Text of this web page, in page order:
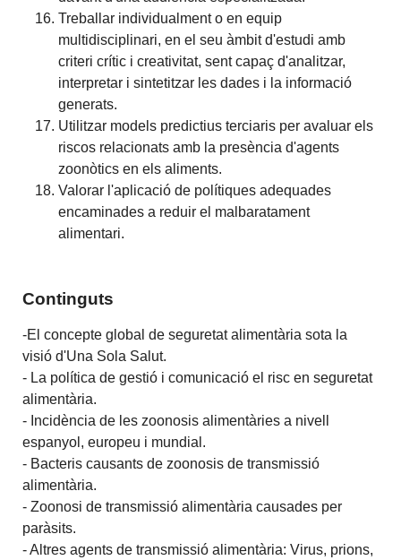
Treballar individualment o en equip
multidisciplinari, en el seu àmbit d'estudi amb
criteri crític i creativitat, sent capaç d'analitzar,
interpretar i sintetitzar les dades i la informació
generats.
Utilitzar models predictius terciaris per avaluar els
riscos relacionats amb la presència d'agents
zoonòtics en els aliments.
Valorar l'aplicació de polítiques adequades
encaminades a reduir el malbaratament
alimentari.
Continguts
-El concepte global de seguretat alimentària sota la
visió d'Una Sola Salut.
- La política de gestió i comunicació el risc en seguretat
alimentària.
- Incidència de les zoonosis alimentàries a nivell
espanyol, europeu i mundial.
- Bacteris causants de zoonosis de transmissió
alimentària.
- Zoonosi de transmissió alimentària causades per
paràsits.
- Altres agents de transmissió alimentària: Virus, prions,